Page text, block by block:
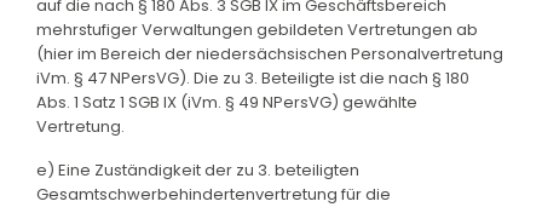
auf die nach § 180 Abs. 3 SGB IX im Geschäftsbereich
mehrstufiger Verwaltungen gebildeten Vertretungen ab
(hier im Bereich der niedersächsischen Personalvertretung
iVm. § 47 NPersVG). Die zu 3. Beteiligte ist die nach § 180
Abs. 1 Satz 1 SGB IX (iVm. § 49 NPersVG) gewählte
Vertretung.
e) Eine Zuständigkeit der zu 3. beteiligten
Gesamtschwerbehindertenvertretung für die